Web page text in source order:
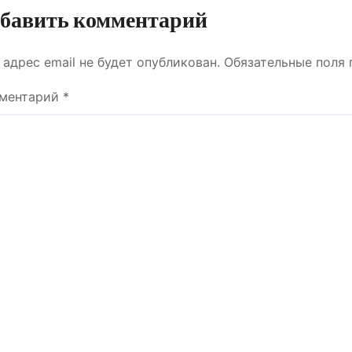
комментарий
email не будет опубликован. Обязательные поля
*